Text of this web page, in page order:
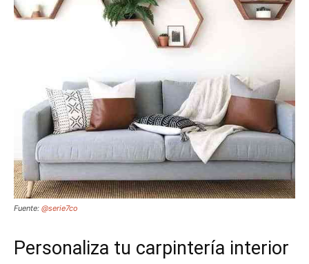
Fuente: @serie7co
Personaliza tu carpintería interior